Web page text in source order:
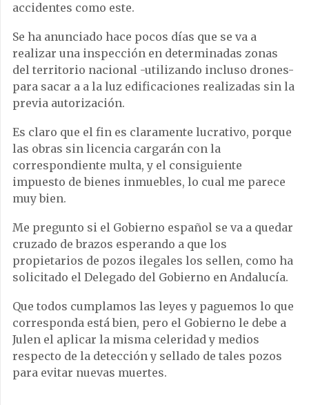
accidentes como este.
Se ha anunciado hace pocos días que se va a
realizar una inspección en determinadas zonas
del territorio nacional -utilizando incluso drones-
para sacar a a la luz edificaciones realizadas sin la
previa autorización.
Es claro que el fin es claramente lucrativo, porque
las obras sin licencia cargarán con la
correspondiente multa, y el consiguiente
impuesto de bienes inmuebles, lo cual me parece
muy bien.
Me pregunto si el Gobierno español se va a quedar
cruzado de brazos esperando a que los
propietarios de pozos ilegales los sellen, como ha
solicitado el Delegado del Gobierno en Andalucía.
Que todos cumplamos las leyes y paguemos lo que
corresponda está bien, pero el Gobierno le debe a
Julen el aplicar la misma celeridad y medios
respecto de la detección y sellado de tales pozos
para evitar nuevas muertes.